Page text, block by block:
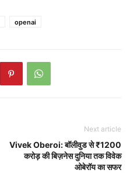
openai
Next article
Vivek Oberoi: बॉलीवुड से ₹1200
करोड़ की बिज़नेस दुनिया तक विवेक
ओबेरॉय का सफर